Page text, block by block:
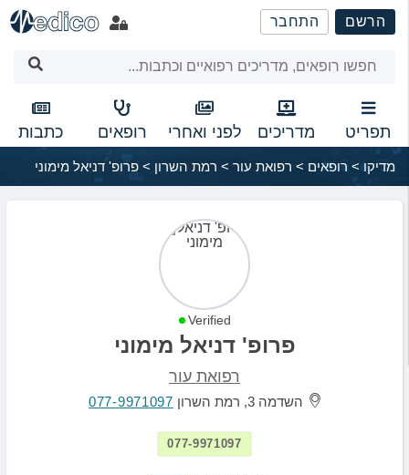
שִׂים
לֵב:
מַעֲרֶכֶת
נָגִישׁ
בִּקְלִיק
הַמְּסַיַּעַת
לִנְגִישׁוּת
הרשם התחבר
תפריט מדריכים לפני ואחרי רופאים כתבות
מדיקו> רופאים > רפואת עור > רמת השרון > פרופ' דניאל מימוני
Verified
פרופ' דניאל מימוני
רפואת עור
השדמה 3, רמת השרון 077-9971097
077-9971097